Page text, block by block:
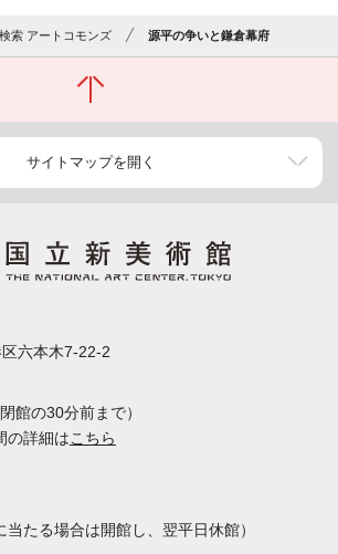
索 アートコモンズ 源平の争いと鎌倉幕府
サイトマップを開く
六本木7-22-2
館の30分前まで）
の詳細はこちら
当たる場合は開館し、翌平日休館）